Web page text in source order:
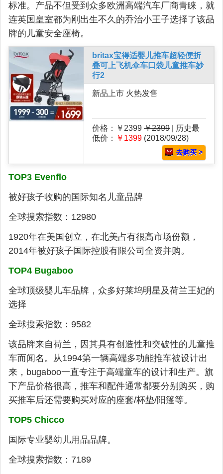
标准。产品不但受到众多欧洲高端汽车厂商青睐，就
连英国皇室都为刚出生不久的乔治小王子选择了该品
牌的儿童安全座椅。
britax宝得适婴儿推车超轻便折
叠可上飞机伞车口袋儿童推车妙
行2
新品上市 火热发售
价格：￥2399 ￥2399 | 历史最
低价：
￥1399 (2018/09/28)
去购买 >
TOP3 Evenflo
被好孩子收购的国际知名儿童品牌
全球搜索指数：12980
1920年在美国创立，在北美占有很高市场份额，
2014年被好孩子国际控股有限公司全资并购。
TOP4 Bugaboo
全球顶级婴儿车品牌，众多好莱坞明星及荷兰王妃的
选择
全球搜索指数：9582
该品牌来自荷兰，因其具有创造性和突破性的儿童推
车而闻名。从1994第一辆高端多功能推车被设计出
来，bugaboo一直专注于高端童车的设计和生产。旗
下产品价格很高，推车和配件通常都要分别购买，购
买推车后还需要购买对应的座套/杯垫/阳篷等。
TOP5 Chicco
国际专业婴幼儿用品品牌。
全球搜索指数：7189